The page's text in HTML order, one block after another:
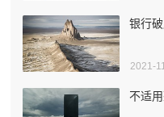
银行
2021-
不适